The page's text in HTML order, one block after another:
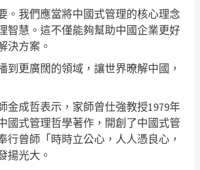
。我們應當將中國式管理的核心理念
智慧。這不僅能夠幫助中國企業更好
決方案。
更廣闊的領域，讓世界暸解中國，
金成哲表示，家師曾仕強教授1979年
國式管理哲學著作，開創了中國式管
曾師「時時立公心，人人憑良心，
揚光大。